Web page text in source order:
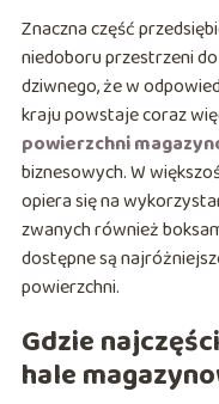
Znaczna część
niedoboru przestrzeni
dziwnego, że w
kraju powstaje coraz
powierzchni
biznesowych. W
opiera się na
zwanych również
dostępne są
powierzchni.
Gdzie
hale